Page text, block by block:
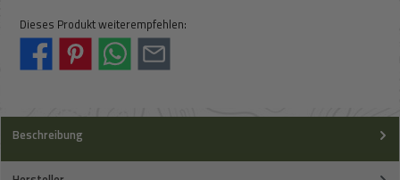
Dieses Produkt weiterempfehlen:
Beschreibung